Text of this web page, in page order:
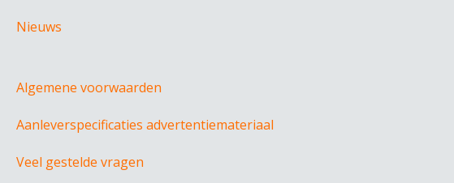
Nieuws
Algemene voorwaarden
Aanleverspecificaties advertentiemateriaal
Veel gestelde vragen